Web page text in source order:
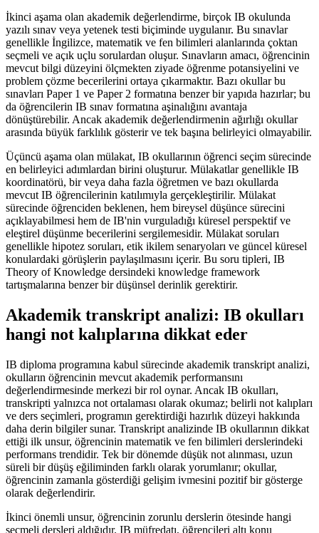
İkinci aşama olan akademik değerlendirme, birçok IB okulunda
yazılı sınav veya yetenek testi biçiminde uygulanır. Bu sınavlar
genellikle İngilizce, matematik ve fen bilimleri alanlarında çoktan
seçmeli ve açık uçlu sorulardan oluşur. Sınavların amacı, öğrencinin
mevcut bilgi düzeyini ölçmekten ziyade öğrenme potansiyelini ve
problem çözme becerilerini ortaya çıkarmaktır. Bazı okullar bu
sınavları Paper 1 ve Paper 2 formatına benzer bir yapıda hazırlar; bu
da öğrencilerin IB sınav formatına aşinalığını avantaja
dönüştürebilir. Ancak akademik değerlendirmenin ağırlığı okullar
arasında büyük farklılık gösterir ve tek başına belirleyici olmayabilir.
Üçüncü aşama olan mülakat, IB okullarının öğrenci seçim sürecinde
en belirleyici adımlardan birini oluşturur. Mülakatlar genellikle IB
koordinatörü, bir veya daha fazla öğretmen ve bazı okullarda
mevcut IB öğrencilerinin katılımıyla gerçekleştirilir. Mülakat
sürecinde öğrenciden beklenen, hem bireysel düşünce sürecini
açıklayabilmesi hem de IB'nin vurguladığı küresel perspektif ve
eleştirel düşünme becerilerini sergilemesidir. Mülakat soruları
genellikle hipotez soruları, etik ikilem senaryoları ve güncel küresel
konulardaki görüşlerin paylaşılmasını içerir. Bu soru tipleri, IB
Theory of Knowledge dersindeki knowledge framework
tartışmalarına benzer bir düşünsel derinlik gerektirir.
Akademik transkript analizi: IB okulları
hangi not kalıplarına dikkat eder
IB diploma programına kabul sürecinde akademik transkript analizi,
okulların öğrencinin mevcut akademik performansını
değerlendirmesinde merkezi bir rol oynar. Ancak IB okulları,
transkripti yalnızca not ortalaması olarak okumaz; belirli not kalıpları
ve ders seçimleri, programın gerektirdiği hazırlık düzeyi hakkında
daha derin bilgiler sunar. Transkript analizinde IB okullarının dikkat
ettiği ilk unsur, öğrencinin matematik ve fen bilimleri derslerindeki
performans trendidir. Tek bir dönemde düşük not alınması, uzun
süreli bir düşüş eğiliminden farklı olarak yorumlanır; okullar,
öğrencinin zamanla gösterdiği gelişim ivmesini pozitif bir gösterge
olarak değerlendirir.
İkinci önemli unsur, öğrencinin zorunlu derslerin ötesinde hangi
seçmeli dersleri aldığıdır. IB müfredatı, öğrencileri altı konu